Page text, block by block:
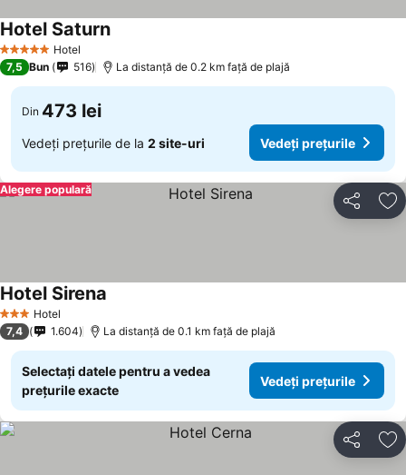
5 Stele Hotel
Hotel Saturn
7,5 Bun 516 La distanță de 0.2 km față de plajă
Din 473 lei
Vedeți prețurile de la 2 site-uri Vedeți prețurile
Distribuiți
Alegere populară
3 SteleHotel
Hotel Sirena
7,4 1.604 La distanță de 0.1 km față de plajă
Selectați datele pentru a vedea
prețurile exacte
Vedeți prețurile
Distribuiți